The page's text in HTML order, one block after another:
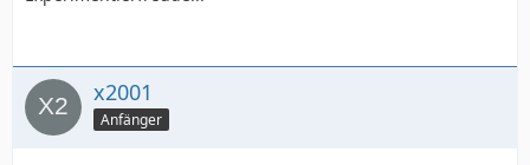
x2001
Anfänger